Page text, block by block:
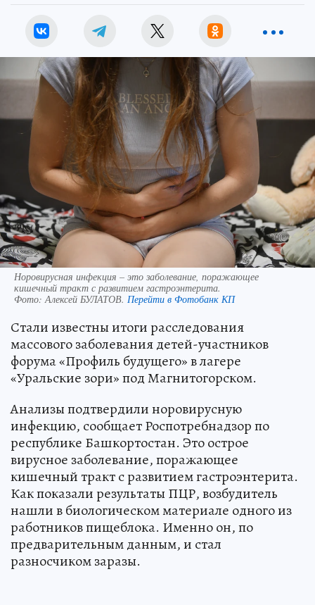
Норовирусная инфекция – это заболевание, поражающее
кишечный тракт с развитием гастроэнтерита.
Фото:Алексей БУЛАТОВ. Перейти в Фотобанк КП
Стали известны итоги расследования
массового заболевания детей-участников
форума «Профиль будущего» в лагере
«Уральские зори» под Магнитогорском.
Анализы подтвердили норовирусную
инфекцию, сообщает Роспотребнадзор по
республике Башкортостан. Это острое
вирусное заболевание, поражающее
кишечный тракт с развитием гастроэнтерита.
Как показали результаты ПЦР, возбудитель
нашли в биологическом материале одного из
работников пищеблока. Именно он, по
предварительным данным, и стал
разносчиком заразы.